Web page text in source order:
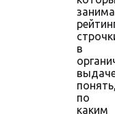
в
по
каким